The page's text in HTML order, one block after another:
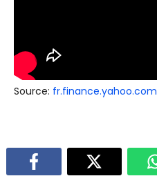
Source: fr.finance.yahoo.com